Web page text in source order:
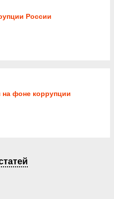
России
фоне коррупции